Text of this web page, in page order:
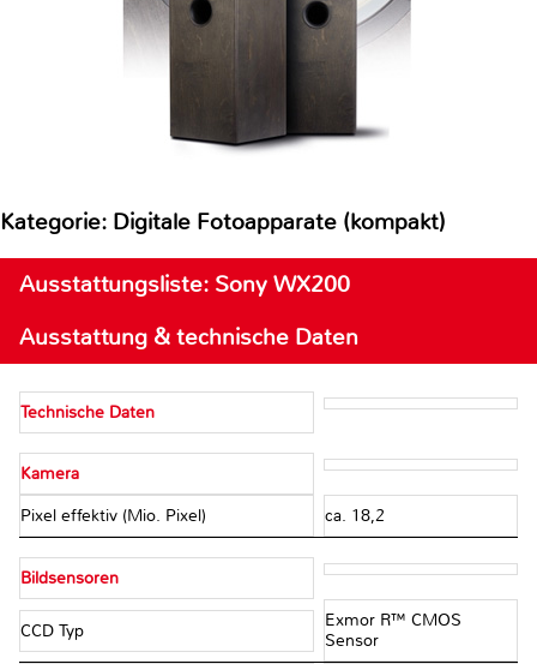
Kategorie: Digitale Fotoapparate (kompakt)
Ausstattungsliste: Sony WX200
Ausstattung & technische Daten
Technische Daten
Kamera
Pixel effektiv (Mio. Pixel) ca. 18,2
Bildsensoren
CCD Typ
Exmor R™ CMOS
Sensor